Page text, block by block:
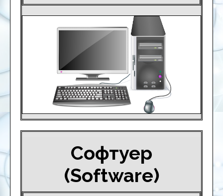
Софтуер
(Software)